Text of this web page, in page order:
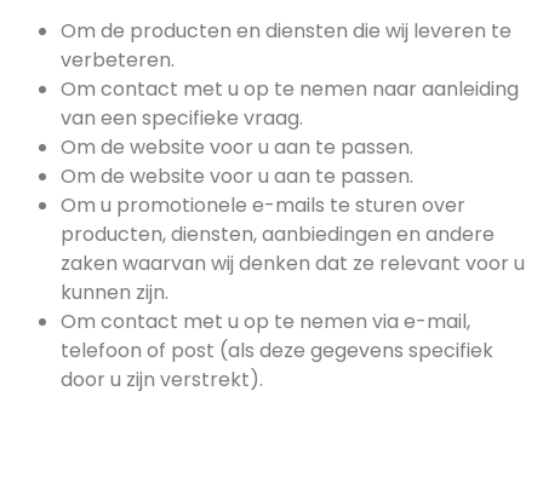
Om de producten en diensten die wij leveren te
verbeteren.
Om contact met u op te nemen naar aanleiding
van een specifieke vraag.
Om de website voor u aan te passen.
Om de website voor u aan te passen.
Om u promotionele e-mails te sturen over
producten, diensten, aanbiedingen en andere
zaken waarvan wij denken dat ze relevant voor u
kunnen zijn.
Om contact met u op te nemen via e-mail,
telefoon of post (als deze gegevens specifiek
door u zijn verstrekt).